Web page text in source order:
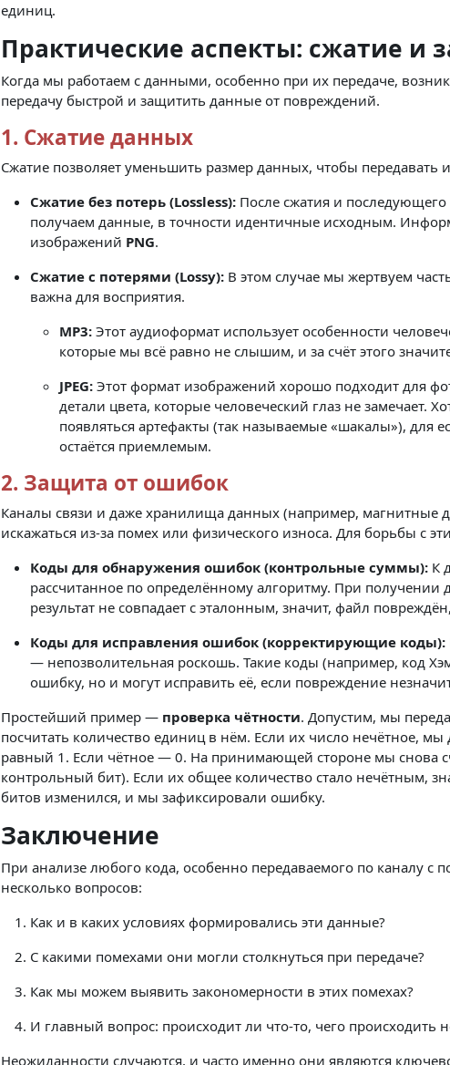
единиц.
Практические аспекты: сжатие и
Когда мы работаем с данными, особенно при их передаче,
передачу быстрой и защитить данные от повреждений.
1. Сжатие данных
Сжатие позволяет уменьшить размер данных, чтобы передавать
Сжатие без потерь (Lossless):После сжатия и
получаем данные, в точности идентичные исходным.
изображений PNG.
Сжатие с потерями (Lossy):В этом случае мы жертвуем
важна для восприятия.
MP3:Этот аудиоформат использует особенности
которые мы всё равно не слышим, и за счёт этого
JPEG:Этот формат изображений хорошо подходит для
детали цвета, которые человеческий глаз не замечает.
появляться артефакты (так называемые «шакалы»), для
остаётся приемлемым.
2. Защита от ошибок
Каналы связи и даже хранилища данных (например, магнитные
искажаться из-за помех или физического износа. Для борьбы с
Коды для обнаружения ошибок (контрольные суммы):К
рассчитанное по определённому алгоритму. При получении
результат не совпадает с эталонным, значит, файл
Коды для исправления ошибок (корректирующие коды):
— непозволительная роскошь. Такие коды (например, код
ошибку, но и могут исправить её, если повреждение
Простейший пример — проверка чётности. Допустим, мы
посчитать количество единиц в нём. Если их число нечётное,
равный 1. Если чётное — 0. На принимающей стороне мы снова
контрольный бит). Если их общее количество стало нечётным,
битов изменился, и мы зафиксировали ошибку.
Заключение
При анализе любого кода, особенно передаваемого по каналу с
несколько вопросов:
Как и в каких условиях формировались эти данные?
С какими помехами они могли столкнуться при передаче?
Как мы можем выявить закономерности в этих помехах?
И главный вопрос: происходит ли что-то, чего происходить
Неожиданности случаются, и часто именно они являются